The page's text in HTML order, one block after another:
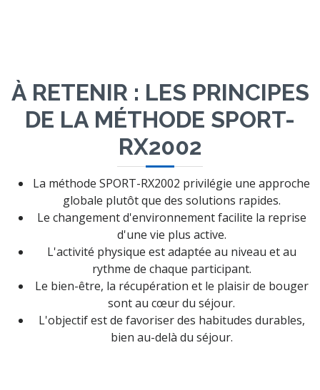
À RETENIR : LES PRINCIPES
DE LA MÉTHODE SPORT-
RX2002
La méthode SPORT-RX2002 privilégie une approche
globale plutôt que des solutions rapides.
Le changement d'environnement facilite la reprise
d'une vie plus active.
L'activité physique est adaptée au niveau et au
rythme de chaque participant.
Le bien-être, la récupération et le plaisir de bouger
sont au cœur du séjour.
L'objectif est de favoriser des habitudes durables,
bien au-delà du séjour.